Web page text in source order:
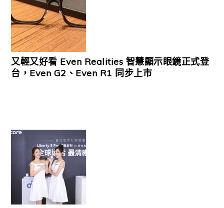
又輕又好看 Even Realities 智慧顯示眼鏡正式登
台，Even G2、Even R1 同步上市